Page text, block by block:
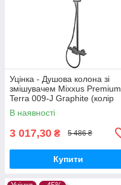
Уцінка - Душова колона зі
змішувачем Mixxus Premium
Terra 009-J Graphite (колір
графіт) (MI8385-20260703-
10374)
В наявності
3 017,30 ₴ 5 486 ₴
Купити